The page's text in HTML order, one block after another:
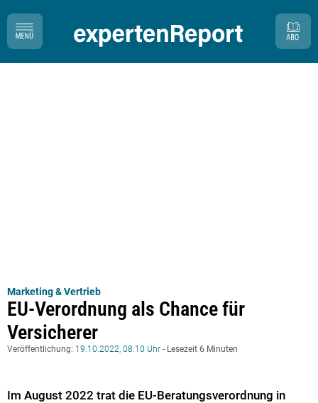
Marketing & Vertrieb
EU-Verordnung als Chance für
Versicherer
Veröffentlichung: 19.10.2022, 08:10 Uhr - Lesezeit 6 Minuten
Im August 2022 trat die EU-Beratungsverordnung in